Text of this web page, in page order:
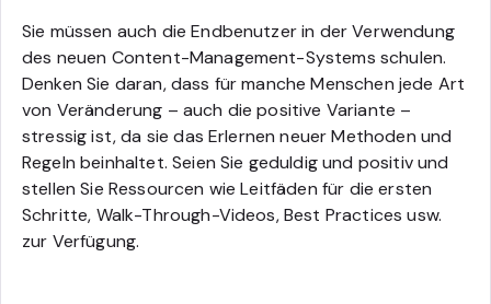
Sie müssen auch die Endbenutzer in der Verwendung
des neuen Content-Management-Systems schulen.
Denken Sie daran, dass für manche Menschen jede Art
von Veränderung – auch die positive Variante –
stressig ist, da sie das Erlernen neuer Methoden und
Regeln beinhaltet. Seien Sie geduldig und positiv und
stellen Sie Ressourcen wie Leitfäden für die ersten
Schritte, Walk-Through-Videos, Best Practices usw.
zur Verfügung.